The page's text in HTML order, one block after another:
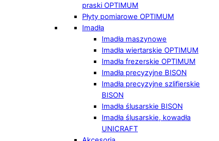
praski OPTIMUM
Płyty pomiarowe OPTIMUM
Imadła
Imadła maszynowe
Imadła wiertarskie OPTIMUM
Imadła frezerskie OPTIMUM
Imadła precyzyjne BISON
Imadła precyzyjne szlifierskie
BISON
Imadła ślusarskie BISON
Imadła ślusarskie, kowadła
UNICRAFT